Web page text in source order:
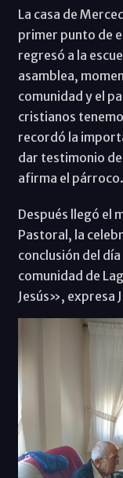
La casa de
primer punto de
regresó a la
asamblea,
comunidad y el
cristianos
recordó la
dar testimonio
afirma el párroco.
Después llegó el
Pastoral, la
conclusión del
comunidad de
Jesús», expresa